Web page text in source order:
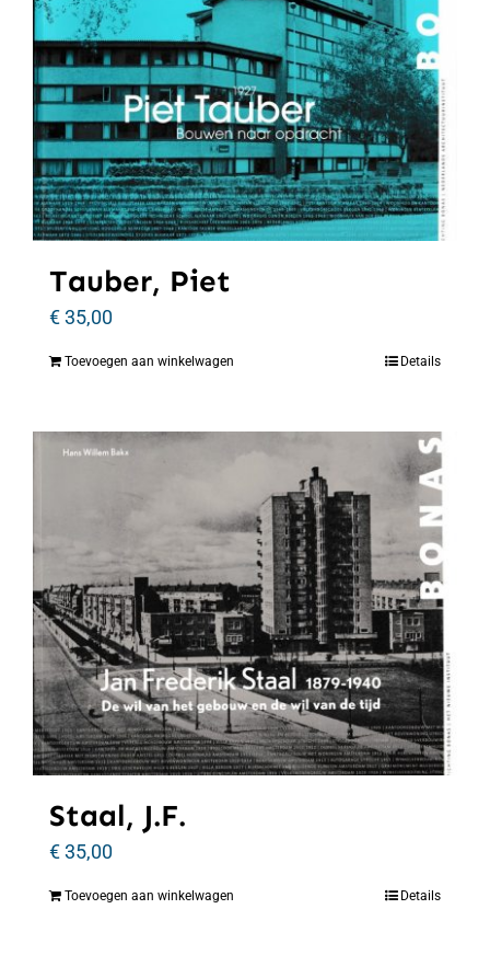
Tauber, Piet
€35,00
Toevoegen aan winkelwagen Details
Staal, J.F.
€35,00
Toevoegen aan winkelwagen Details